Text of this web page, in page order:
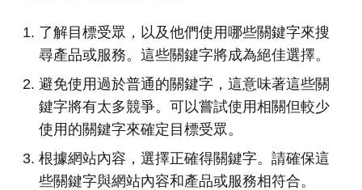
了解目標受眾，以及他們使用哪些關鍵字來搜
尋產品或服務。這些關鍵字將成為絕佳選擇。
避免使用過於普通的關鍵字，這意味著這些關
鍵字將有太多競爭。可以嘗試使用相關但較少
使用的關鍵字來確定目標受眾。
根據網站內容，選擇正確得關鍵字。請確保這
些關鍵字與網站內容和產品或服務相符合。